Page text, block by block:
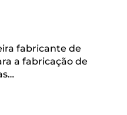
fabricante de
a fabricação de